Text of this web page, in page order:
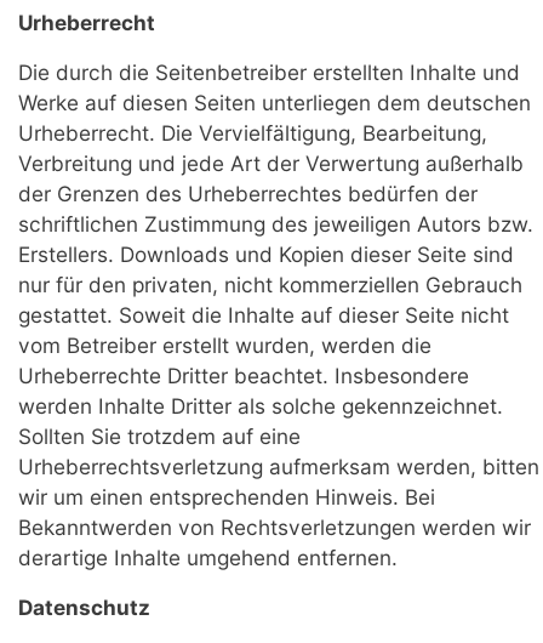
Urheberrecht
Die durch die Seitenbetreiber erstellten Inhalte und
Werke auf diesen Seiten unterliegen dem deutschen
Urheberrecht. Die Vervielfältigung, Bearbeitung,
Verbreitung und jede Art der Verwertung außerhalb
der Grenzen des Urheberrechtes bedürfen der
schriftlichen Zustimmung des jeweiligen Autors bzw.
Erstellers. Downloads und Kopien dieser Seite sind
nur für den privaten, nicht kommerziellen Gebrauch
gestattet. Soweit die Inhalte auf dieser Seite nicht
vom Betreiber erstellt wurden, werden die
Urheberrechte Dritter beachtet. Insbesondere
werden Inhalte Dritter als solche gekennzeichnet.
Sollten Sie trotzdem auf eine
Urheberrechtsverletzung aufmerksam werden, bitten
wir um einen entsprechenden Hinweis. Bei
Bekanntwerden von Rechtsverletzungen werden wir
derartige Inhalte umgehend entfernen.
Datenschutz